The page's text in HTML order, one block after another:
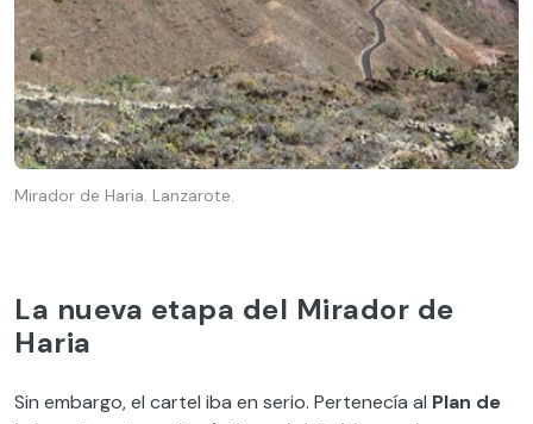
Mirador de Haria. Lanzarote.
La nueva etapa del Mirador de
Haria
Sin embargo, el cartel iba en serio. Pertenecía al Plan de